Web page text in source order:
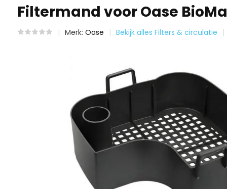
Filtermand voor Oase
Merk: Oase Bekijk alles Filters & circulatie